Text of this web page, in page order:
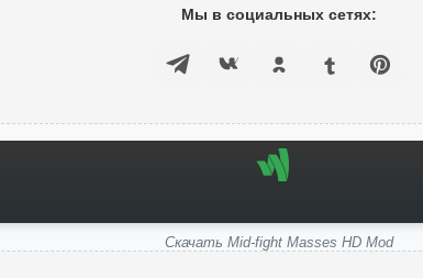
Мы в социальных сетях:
Скачать Mid-fight Masses HD Mod